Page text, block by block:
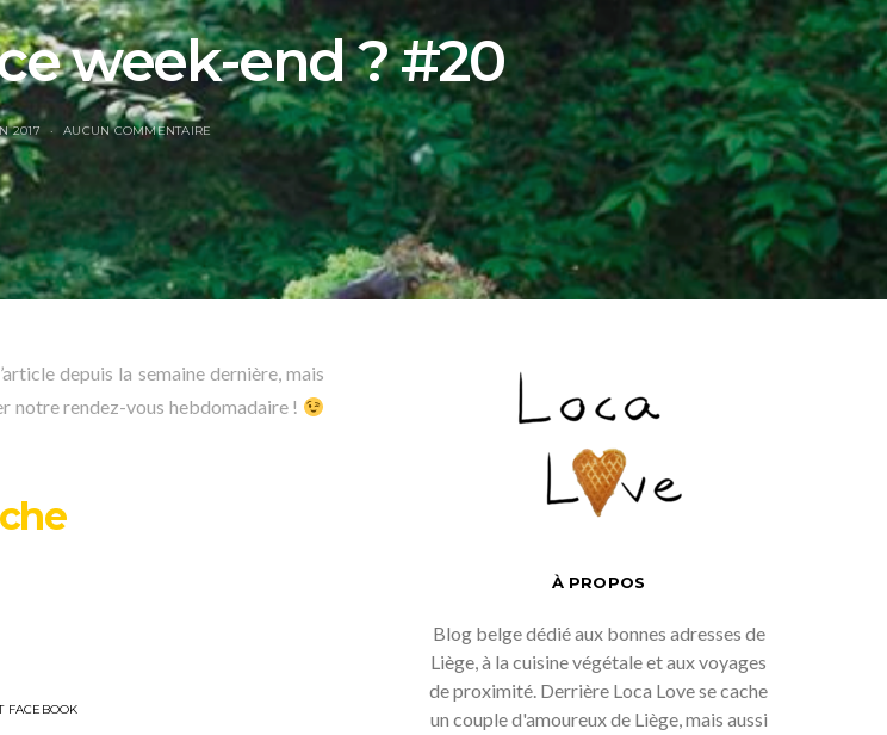
week-end ? #20
2017 AUCUN COMMENTAIRE
depuis la semaine dernière, mais
notre rendez-vous hebdomadaire !
FACEBOOK
À PROPOS
Blog belge dédié aux bonnes adresses de
Liège, à la cuisine végétale et aux voyages
de proximité. Derrière Loca Love se cache
un couple d'amoureux de Liège, mais aussi